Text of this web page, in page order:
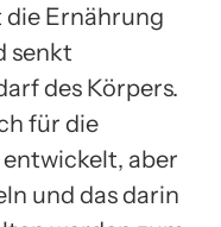
die Ernährung
senkt
des Körpers.
für die
aber
und das darin